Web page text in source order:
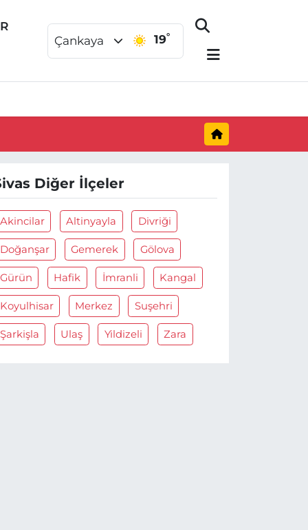
Çankaya
19°
Diğer İlçeler
Akincilar Altinyayla Divriği
Doğanşar Gemerek Gölova
Gürün Hafik İmranli Kangal
Koyulhisar Merkez Suşehri
Şarkişla Ulaş Yildizeli Zara